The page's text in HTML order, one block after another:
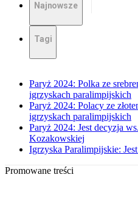
Najnowsze
Tagi
Paryż 2024: Polka ze
igrzyskach paralimpijskich
Paryż 2024: Polacy ze
igrzyskach paralimpijskich
Paryż 2024: Jest decyzja
Kozakowskiej
Igrzyska Paralimpijskie:
Promowane treści